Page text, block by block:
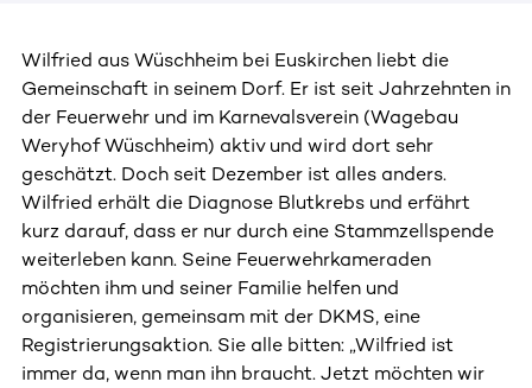
Wilfried aus Wüschheim bei Euskirchen liebt die
Gemeinschaft in seinem Dorf. Er ist seit Jahrzehnten in
der Feuerwehr und im Karnevalsverein (Wagebau
Weryhof Wüschheim) aktiv und wird dort sehr
geschätzt. Doch seit Dezember ist alles anders.
Wilfried erhält die Diagnose Blutkrebs und erfährt
kurz darauf, dass er nur durch eine Stammzellspende
weiterleben kann. Seine Feuerwehrkameraden
möchten ihm und seiner Familie helfen und
organisieren, gemeinsam mit der DKMS, eine
Registrierungsaktion. Sie alle bitten: „Wilfried ist
immer da, wenn man ihn braucht. Jetzt möchten wir